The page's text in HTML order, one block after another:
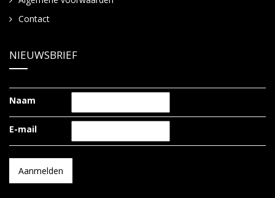
Contact
NIEUWSBRIEF
Naam
E-mail